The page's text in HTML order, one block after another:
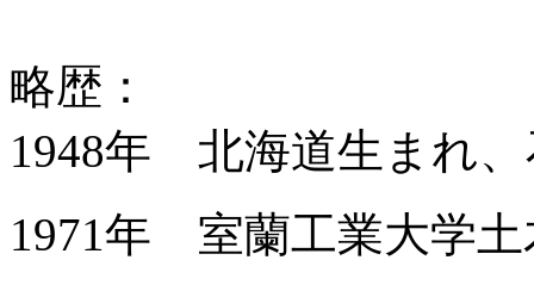
略歴：
1948年 北海道生まれ、
1971年 室蘭工業大学土